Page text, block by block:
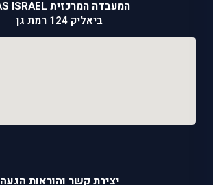
המעבדה המרכזית TAS ISRAEL
ביאליק 124 רמת גן
יצירת קשר והוראות הגעה